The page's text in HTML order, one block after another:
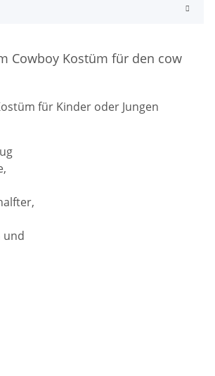
Cowboy Kostüm für den cow
für Kinder oder Jungen
und